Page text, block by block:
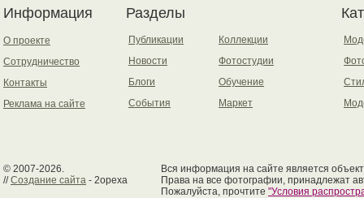
Информация
О проекте
Сотрудничество
Контакты
Реклама на сайте
Разделы
Публикации
Новости
Блоги
События
Коллекции
Фотостудии
Обучение
Маркет
© 2007-2026.
//Создание сайта - 2opexa
Вся информация на сайте является
Права на все фотографии, принадлежат
Пожалуйста, прочтите "Условия